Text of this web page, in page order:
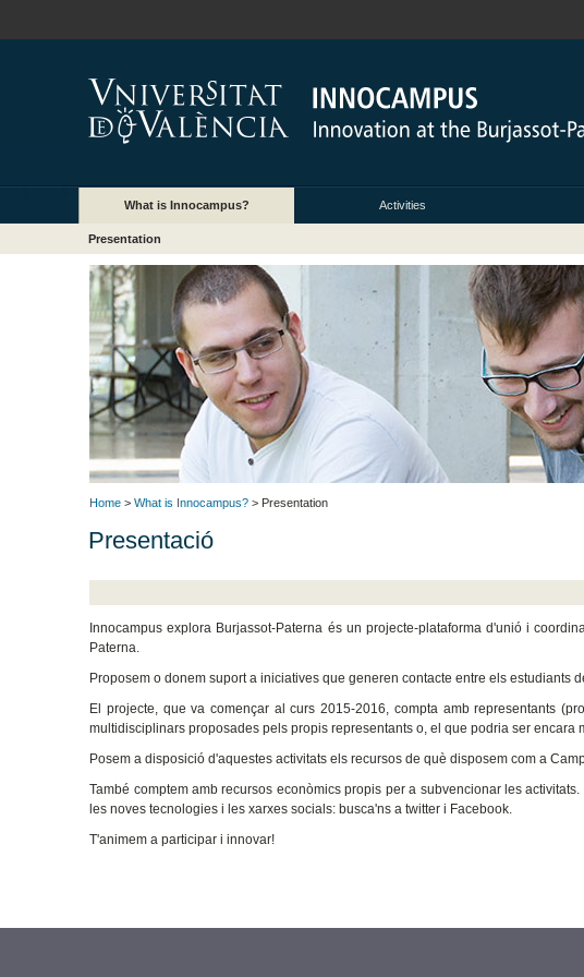
What is Innocampus? Activities
Presentation
Home > What is Innocampus? > Presentation
Presentació
Innocampus explora Burjassot-Paterna és un projecte-plataforma d'unió i
Paterna.
Proposem o donem suport a iniciatives que generen contacte entre els estudiants
El projecte, que va començar al curs 2015-2016, compta amb representants
multidisciplinars proposades pels propis representants o, el que podria ser encara
Posem a disposició d'aquestes activitats els recursos de què disposem com a
També comptem amb recursos econòmics propis per a subvencionar les
les noves tecnologies i les xarxes socials: busca'ns a twitter i Facebook.
T'animem a participar i innovar!